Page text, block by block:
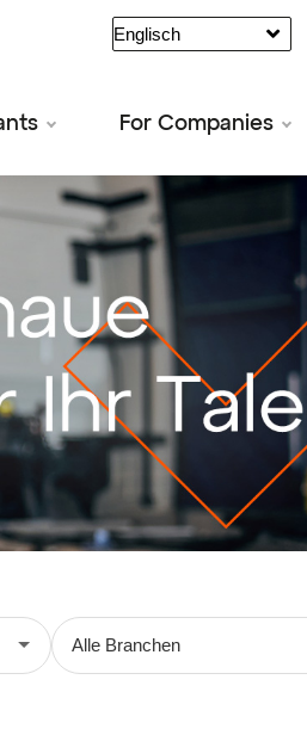
For Companies